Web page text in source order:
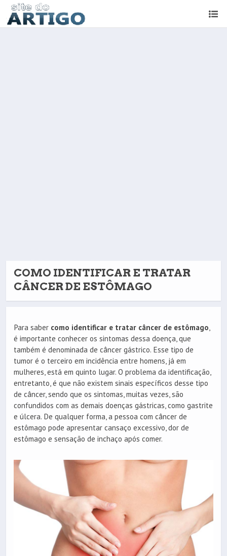
COMO IDENTIFICAR E TRATAR
CÂNCER DE ESTÔMAGO
Para saber como identificar e tratar câncer de estômago,
é importante conhecer os sintomas dessa doença, que
também é denominada de câncer gástrico. Esse tipo de
tumor é o terceiro em incidência entre homens, já em
mulheres, está em quinto lugar. O problema da identificação,
entretanto, é que não existem sinais específicos desse tipo
de câncer, sendo que os sintomas, muitas vezes, são
confundidos com as demais doenças gástricas, como gastrite
e úlcera. De qualquer forma, a pessoa com câncer de
estômago pode apresentar cansaço excessivo, dor de
estômago e sensação de inchaço após comer.